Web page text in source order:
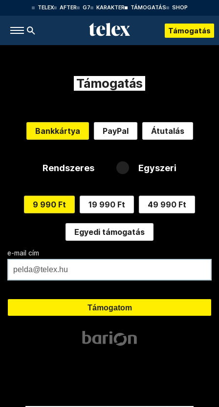
TELEX AFTER G7 KARAKTER TÁMOGATÁS SHOP
Támogatás
Támogatás
Bankkártya PayPal Átutalás
Rendszeres Egyszeri
9 990 Ft 19 990 Ft 49 990 Ft
Egyedi támogatás
e-mail cím